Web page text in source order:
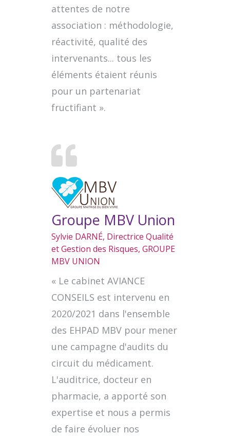
attentes de notre
association : méthodologie,
réactivité, qualité des
intervenants... tous les
éléments étaient réunis
pour un partenariat
fructifiant ».
Groupe MBV Union
Sylvie DARNÉ, Directrice Qualité
et Gestion des Risques, GROUPE
MBV UNION
« Le cabinet AVIANCE
CONSEILS est intervenu en
2020/2021 dans l'ensemble
des EHPAD MBV pour mener
une campagne d'audits du
circuit du médicament.
L'auditrice, docteur en
pharmacie, a apporté son
expertise et nous a permis
de faire évoluer nos